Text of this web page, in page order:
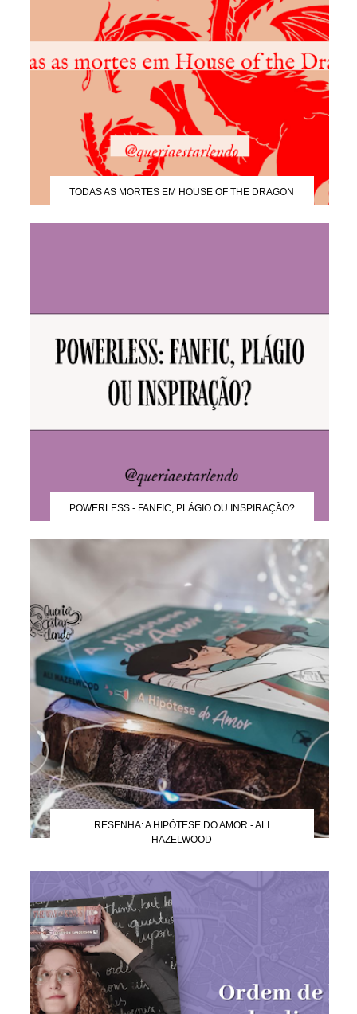
TODAS AS MORTES EM HOUSE OF THE DRAGON
POWERLESS - FANFIC, PLÁGIO OU INSPIRAÇÃO?
RESENHA: A HIPÓTESE DO AMOR - ALI
HAZELWOOD